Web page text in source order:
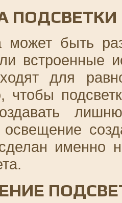
ПОДСВЕТКИ
может быть
встроенные
для
чтобы
освещение
именно